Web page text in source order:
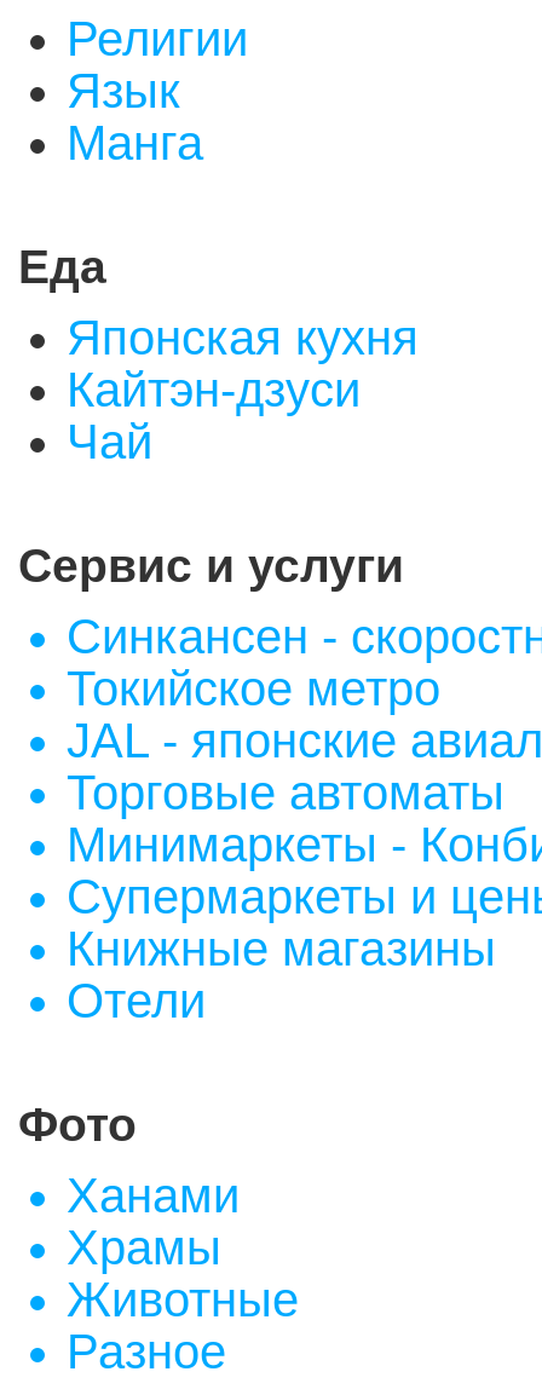
Религии
Язык
Манга
Еда
Японская кухня
Кайтэн-дзуси
Чай
Сервис и услуги
Синкансен -
Токийское метро
JAL - японские
Торговые автоматы
Минимаркеты -
Супермаркеты и
Книжные магазины
Отели
Фото
Ханами
Храмы
Животные
Разное